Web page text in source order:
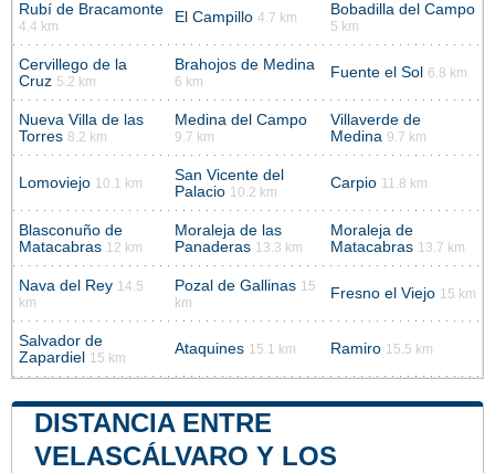
Rubí de Bracamonte
4.4 km
El Campillo 4.7 km Bobadilla del Campo
5 km
Cervillego de la
Cruz 5.2 km
Brahojos de Medina
6 km
Fuente el Sol 6.8 km
Nueva Villa de las
Torres 8.2 km
Medina del Campo
9.7 km
Villaverde de
Medina 9.7 km
Lomoviejo 10.1 km
San Vicente del
Palacio 10.2 km
Carpio 11.8 km
Blasconuño de
Matacabras 12 km
Moraleja de las
Panaderas 13.3 km
Moraleja de
Matacabras 13.7 km
Nava del Rey 14.5
km
Pozal de Gallinas 15
km
Fresno el Viejo 15 km
Salvador de
Zapardiel
15 km
Ataquines 15.1 km Ramiro 15.5 km
DISTANCIA ENTRE
VELASCÁLVARO Y LOS